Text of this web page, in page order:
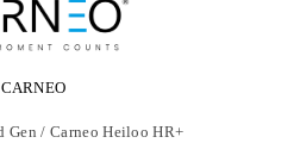
CARNEO
Gen / Carneo Heiloo HR+